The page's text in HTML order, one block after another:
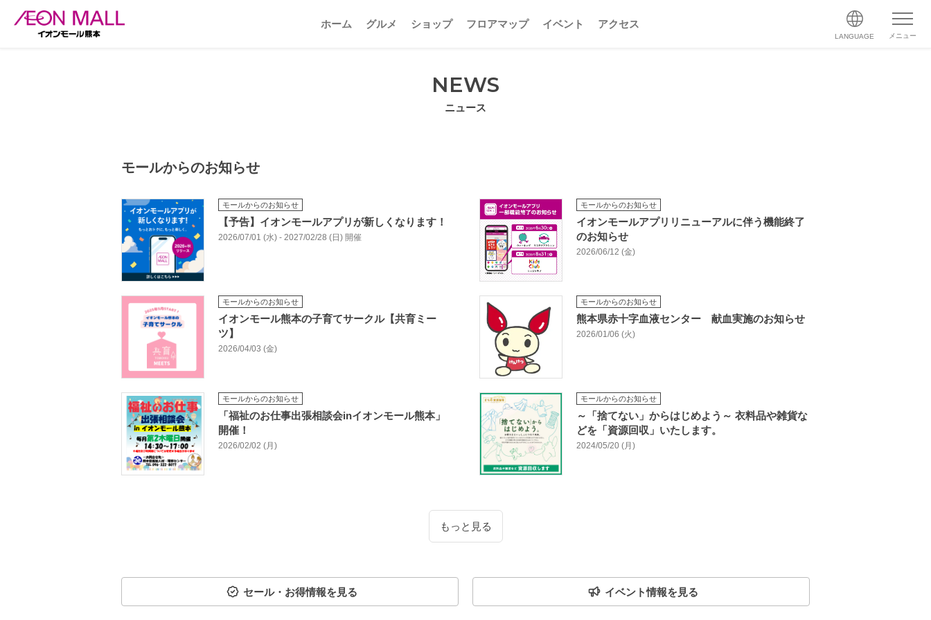
ホーム グルメ ショップ フロアマップ イベント アクセス
LANGUAGE メニュー
NEWS
ニュース
モールからのお知らせ
モールからのお知らせ
【予告】イオンモールアプリが新しくなります！
2026/07/01 (水) - 2027/02/28 (日) 開催
モールからのお知らせ
イオンモールアプリリニューアルに伴う機能終了
のお知らせ
2026/06/12 (金)
モールからのお知らせ
イオンモール熊本の子育てサークル【共育ミー
ツ】
2026/04/03 (金)
モールからのお知らせ
熊本県赤十字血液センター 献血実施のお知らせ
2026/01/06 (火)
モールからのお知らせ
「福祉のお仕事出張相談会inイオンモール熊本」
開催！
2026/02/02 (月)
モールからのお知らせ
～「捨てない」からはじめよう～ 衣料品や雑貨な
どを「資源回収」いたします。
2024/05/20 (月)
もっと見る
セール・お得情報を見る イベント情報を見る